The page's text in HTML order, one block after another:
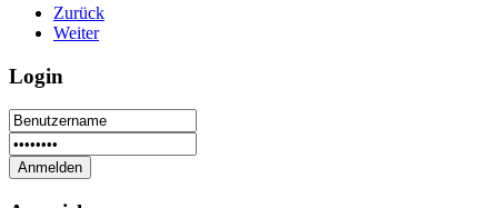
Zurück
Weiter
Login